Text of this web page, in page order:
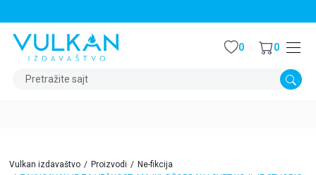
Pretražite sajt
0 0
Vulkan izdavaštvo Proizvodi
Ne-fikcija